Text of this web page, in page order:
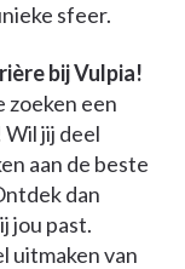
sfeer.
bij Vulpia!
zoeken een
jij deel
aan de beste
dan
jou past.
uitmaken van